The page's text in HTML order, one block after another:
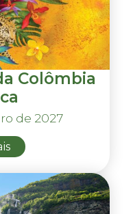
Colômbia
de 2027